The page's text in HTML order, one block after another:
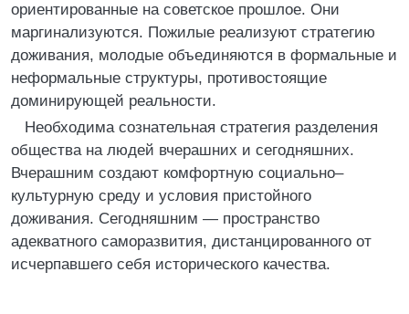
ориентированные на советское прошлое. Они
маргинализуются. Пожилые реализуют стратегию
доживания, молодые объединяются в формальные и
неформальные структуры, противостоящие
доминирующей реальности.
Необходима сознательная стратегия разделения
общества на людей вчерашних и сегодняшних.
Вчерашним создают комфортную социально–
культурную среду и условия пристойного
доживания. Сегодняшним — пространство
адекватного саморазвития, дистанцированного от
исчерпавшего себя исторического качества.